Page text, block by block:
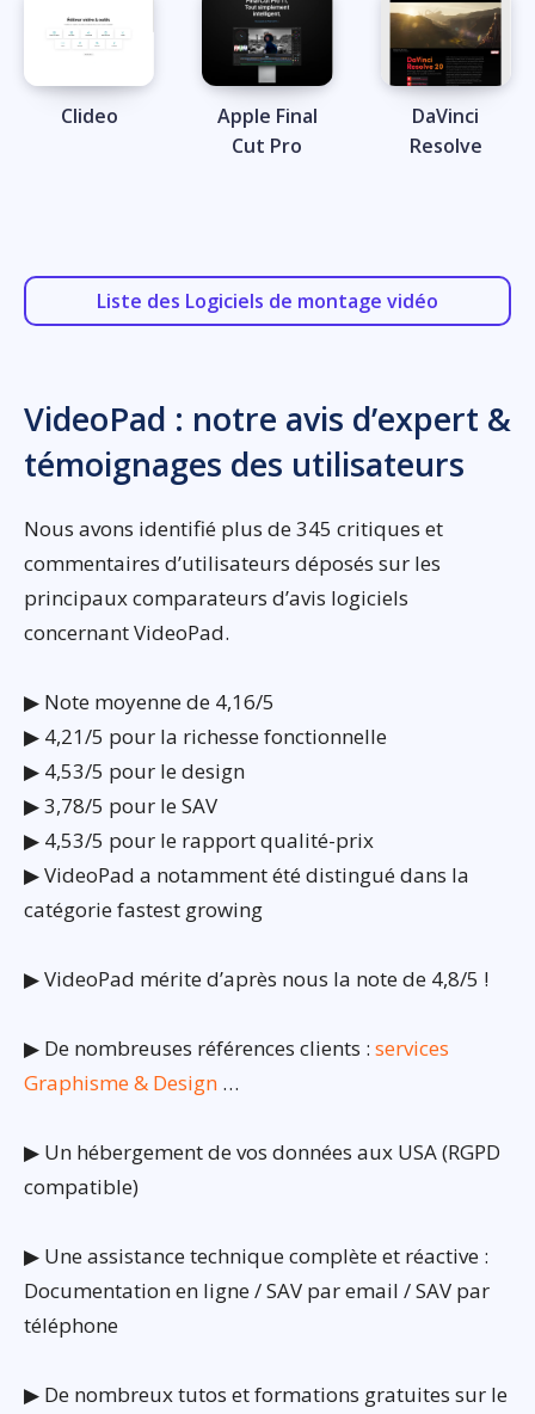
Clideo
Apple Final
Cut Pro
DaVinci
Resolve
Liste des Logiciels de montage vidéo
VideoPad : notre avis d’expert &
témoignages des utilisateurs
Nous avons identifié plus de 345 critiques et
commentaires d’utilisateurs déposés sur les
principaux comparateurs d’avis logiciels
concernant VideoPad.
▶ Note moyenne de 4,16/5
▶ 4,21/5 pour la richesse fonctionnelle
▶ 4,53/5 pour le design
▶ 3,78/5 pour le SAV
▶ 4,53/5 pour le rapport qualité-prix
▶ VideoPad a notamment été distingué dans la
catégorie fastest growing
▶ VideoPad mérite d’après nous la note de 4,8/5 !
▶ De nombreuses références clients : services
Graphisme & Design …
▶ Un hébergement de vos données aux USA (RGPD
compatible)
▶ Une assistance technique complète et réactive :
Documentation en ligne / SAV par email / SAV par
téléphone
▶ De nombreux tutos et formations gratuites sur le